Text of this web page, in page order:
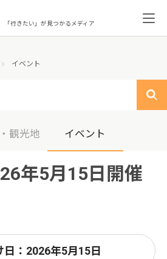
「行きたい」が見つかるメディア
イベント
観光地 イベント
年5月15日開催
日：2026年5月15日